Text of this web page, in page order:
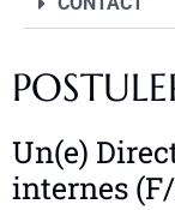
Un(e)
internes